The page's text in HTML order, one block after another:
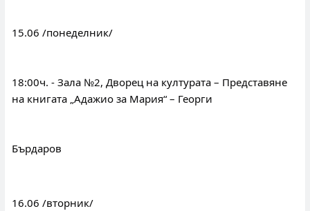
15.06 /понеделник/
18:00ч. - Зала №2, Дворец на културата – Представяне
на книгата „Адажио за Мария“ – Георги
Бърдаров
16.06 /вторник/